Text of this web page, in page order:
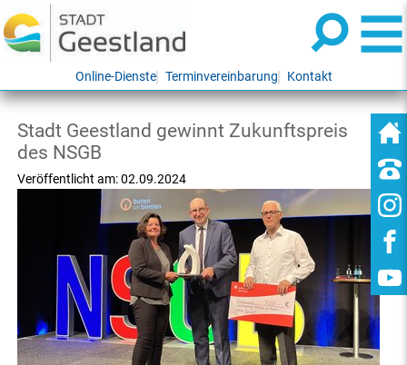
Online-Dienste Terminvereinbarung Kontakt
Stadt Geestland gewinnt Zukunftspreis
des NSGB
Veröffentlicht am:02.09.2024